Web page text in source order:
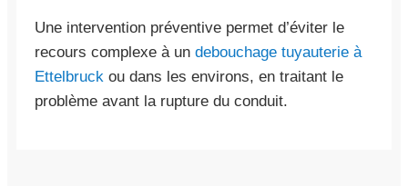
Une intervention préventive permet d’éviter le
recours complexe à un debouchage tuyauterie à
Ettelbruck ou dans les environs, en traitant le
problème avant la rupture du conduit.